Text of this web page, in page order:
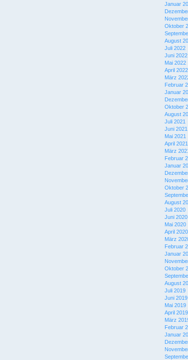
Januar
Oktober
August
Juli 2022
Juni 2022
Mai 2022
April 2022
März
Februar
Januar
Oktober
August
Juli 2021
Juni 2021
Mai 2021
April 2021
März
Februar
Januar
Oktober
August
Juli 2020
Juni 2020
Mai 2020
April 2020
März
Februar
Januar
Oktober
August
Juli 2019
Juni 2019
Mai 2019
April 2019
März
Februar
Januar